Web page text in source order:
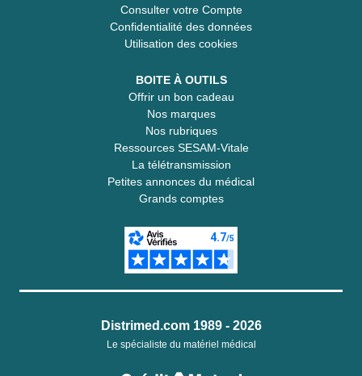
Consulter votre Compte
Confidentialité des données
Utilisation des cookies
BOITE À OUTILS
Offrir un bon cadeau
Nos marques
Nos rubriques
Ressources SESAM-Vitale
La télétransmission
Petites annonces du médical
Grands comptes
Distrimed.com 1989 - 2026
Le spécialiste du matériel médical